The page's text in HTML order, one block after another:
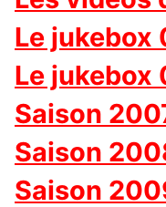
Le jukebox
Le jukebox
Saison
Saison
Saison